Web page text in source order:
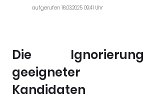
aufgerufen 18.03.2025 09:41 Uhr
Die Ignorierung
geeigneter
Kandidaten